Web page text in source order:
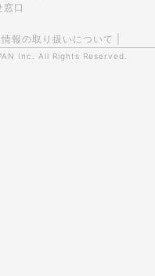
窓口
報の取り扱いについて
Inc. All Rights Reserved.